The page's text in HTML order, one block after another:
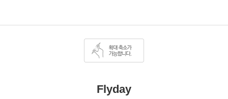
Flyday